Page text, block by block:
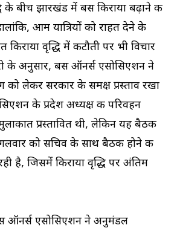
के बीच झारखंड में बस किराया बढ़ाने की
आम यात्रियों को राहत देने के
किराया वृद्धि में कटौती पर भी विचार
के अनुसार, बस ऑनर्स एसोसिएशन ने
को लेकर सरकार के समक्ष प्रस्ताव रखा
के प्रदेश अध्यक्ष की परिवहन
प्रस्तावित थी, लेकिन यह बैठक
को सचिव के साथ बैठक होने की
है, जिसमें किराया वृद्धि पर अंतिम
ऑनर्स एसोसिएशन ने अनुमंडल